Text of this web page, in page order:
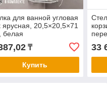
для ванной угловая
ярусная, 20,5×20,5×71
белая
₸
Купить
33